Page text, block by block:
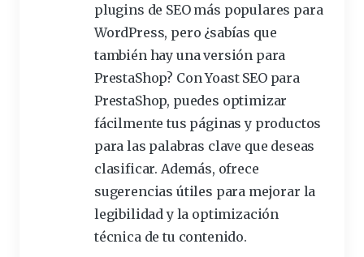
plugins de SEO más populares para
WordPress, pero ¿sabías que
también hay una versión para
PrestaShop? Con Yoast SEO para
PrestaShop, puedes optimizar
fácilmente tus páginas y productos
para las palabras clave que deseas
clasificar. Además, ofrece
sugerencias útiles para mejorar la
legibilidad y la optimización
técnica de tu contenido.